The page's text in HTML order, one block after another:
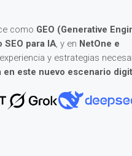
como GEO (Generative
para IA, y en NetOne e
y estrategias
este nuevo escenario